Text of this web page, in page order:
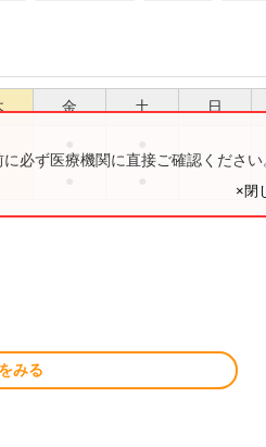
金 土 日
必ず医療機関に直接ご確認ください
×閉
みる